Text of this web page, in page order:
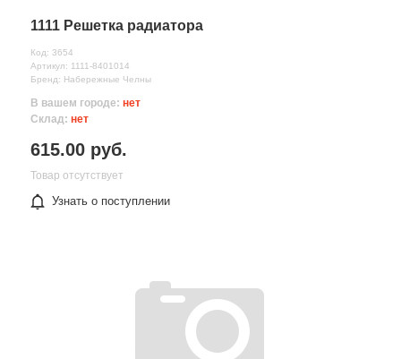
1111 Решетка радиатора
Код: 3654
Артикул: 1111-8401014
Бренд: Набережные Челны
В вашем городе: нет
Склад: нет
615.00 руб.
Товар отсутствует
Узнать о поступлении